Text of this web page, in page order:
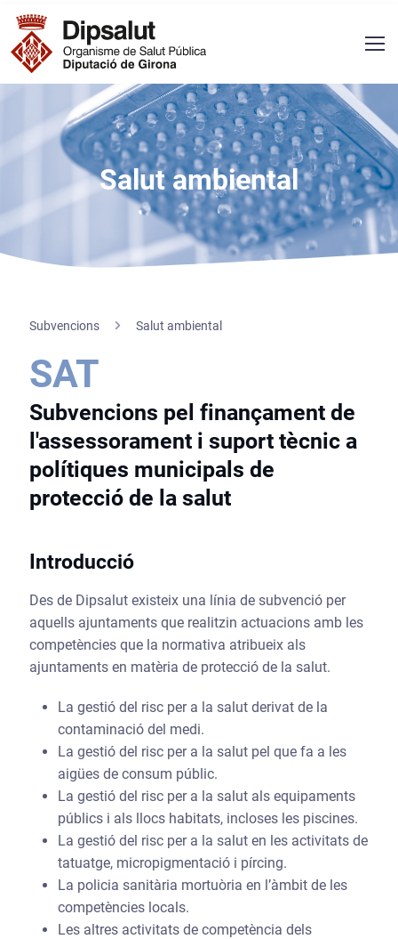
Navegació principal
Salut ambiental
Subvencions Salut ambiental
SAT
Subvencions pel finançament de
l'assessorament i suport tècnic a
polítiques municipals de
protecció de la salut
Introducció
Des de Dipsalut existeix una línia de subvenció per
aquells ajuntaments que realitzin actuacions amb les
competències que la normativa atribueix als
ajuntaments en matèria de protecció de la salut.
La gestió del risc per a la salut derivat de la
contaminació del medi.
La gestió del risc per a la salut pel que fa a les
aigües de consum públic.
La gestió del risc per a la salut als equipaments
públics i als llocs habitats, incloses les piscines.
La gestió del risc per a la salut en les activitats de
tatuatge, micropigmentació i pírcing.
La policia sanitària mortuòria en l’àmbit de les
competències locals.
Les altres activitats de competència dels